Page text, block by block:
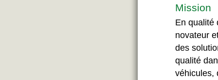
Mission
En qualité
novateur
des
qualité
véhicules,